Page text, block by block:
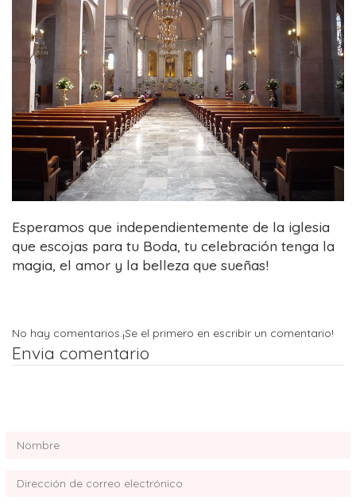
Esperamos que independientemente de la iglesia
que escojas para tu Boda, tu celebración tenga la
magia, el amor y la belleza que sueñas!
No hay comentarios.¡Se el primero en escribir un comentario!
Envia comentario